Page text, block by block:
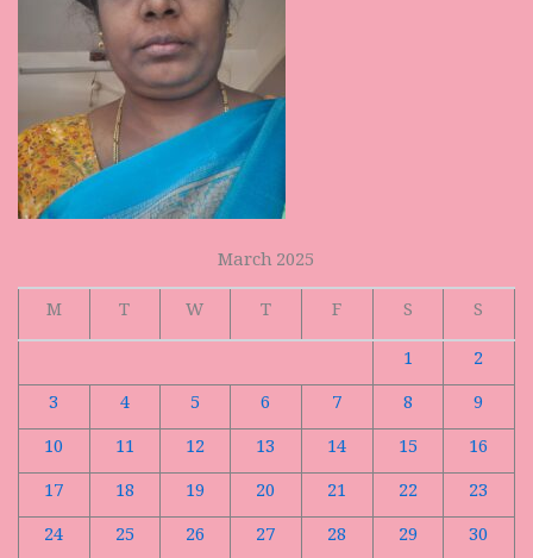
March 2025
M
T W T F S
S
1
2
3
4 5 6 7 8
9
10
11 12 13 14 15
16
17
18 19 20 21 22
23
24
25 26 27 28 29
30